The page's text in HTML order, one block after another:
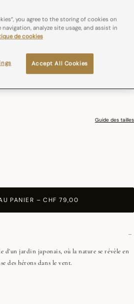
Guide des tailles
PANIER –CHF 79,00
d'un jardin japonais, où la nature se révèle en
des hérons dans le vent.
you agree to the storing of cookies on
analyze site usage, and assist in
de cookies
Accept All Cookies